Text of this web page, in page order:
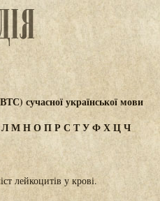
сучасної української мови
ЛМНОПР СТУФХЦЧ
лейкоцитів у крові.